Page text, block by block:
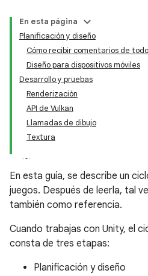
En esta página
Planificación y diseño
Cómo recibir comentarios de
Diseño para dispositivos móviles
Desarrollo y pruebas
Renderización
API de Vulkan
Llamadas de dibujo
Textura
En esta guía, se describe un
juegos. Después de leerla, tal
también como referencia.
Cuando trabajas con Unity, el
consta de tres etapas:
Planificación y diseño